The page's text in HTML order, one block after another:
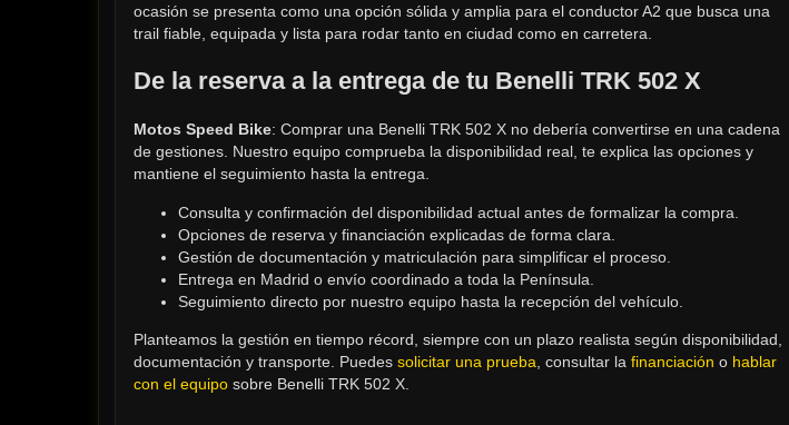
ocasión se presenta como una opción sólida y amplia para el conductor A2 que busca una
trail fiable, equipada y lista para rodar tanto en ciudad como en carretera.
De la reserva a la entrega de tu Benelli TRK 502 X
Motos Speed Bike: Comprar una Benelli TRK 502 X no debería convertirse en una cadena
de gestiones. Nuestro equipo comprueba la disponibilidad real, te explica las opciones y
mantiene el seguimiento hasta la entrega.
Consulta y confirmación del disponibilidad actual antes de formalizar la compra.
Opciones de reserva y financiación explicadas de forma clara.
Gestión de documentación y matriculación para simplificar el proceso.
Entrega en Madrid o envío coordinado a toda la Península.
Seguimiento directo por nuestro equipo hasta la recepción del vehículo.
Planteamos la gestión en tiempo récord, siempre con un plazo realista según disponibilidad,
documentación y transporte. Puedes solicitar una prueba , consultar la financiación o hablar
con el equipo sobre Benelli TRK 502 X.